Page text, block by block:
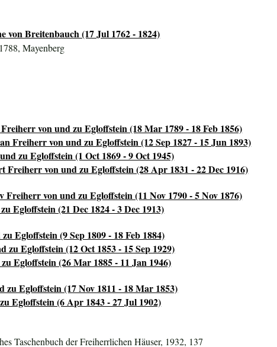
von Breitenbauch (17 Jul 1762 - 1824)
Mayenberg
von und zu Egloffstein (18 Mar 1789 - 18 Feb 1856)
Freiherr von und zu Egloffstein (12 Sep 1827 - 15 Jun 1893)
zu Egloffstein (1 Oct 1869 - 9 Oct 1945)
Freiherr von und zu Egloffstein (28 Apr 1831 - 22 Dec 1916)
von und zu Egloffstein (11 Nov 1790 - 5 Nov 1876)
Egloffstein (21 Dec 1824 - 3 Dec 1913)
Egloffstein (9 Sep 1809 - 18 Feb 1884)
Egloffstein (12 Oct 1853 - 15 Sep 1929)
Egloffstein (26 Mar 1885 - 11 Jan 1946)
zu Egloffstein (17 Nov 1811 - 18 Mar 1853)
Egloffstein (6 Apr 1843 - 27 Jul 1902)
Taschenbuch der Freiherrlichen Häuser, 1932, 137